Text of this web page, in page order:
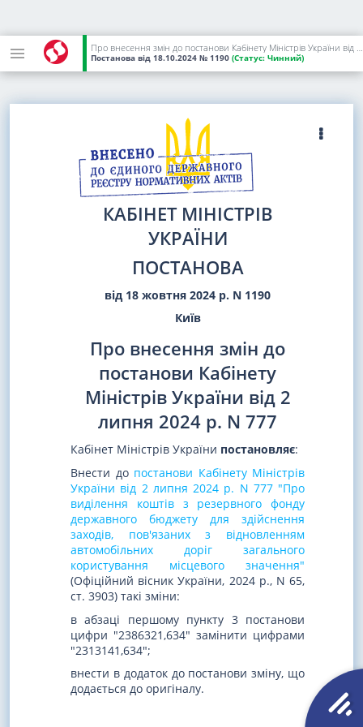
Про внесення змін до постанови Кабінету Міністрів України від 2 липня 2024 р. N 777
Постанова від 18.10.2024 № 1190 (Статус: Чинний)
КАБІНЕТ МІНІСТРІВ
УКРАЇНИ
ПОСТАНОВА
від 18 жовтня 2024 р. N 1190
Київ
Про внесення змін до
постанови Кабінету
Міністрів України від 2
липня 2024 р. N 777
Кабінет Міністрів України постановляє:
Внести до постанови Кабінету Міністрів
України від 2 липня 2024 р. N 777 "Про
виділення коштів з резервного фонду
державного бюджету для здійснення
заходів, пов'язаних з відновленням
автомобільних доріг загального
користування місцевого значення"
(Офіційний вісник України, 2024 р., N 65,
ст. 3903) такі зміни:
в абзаці першому пункту 3 постанови
цифри "2386321,634" замінити цифрами
"2313141,634";
внести в додаток до постанови зміну, що
додається до оригіналу.